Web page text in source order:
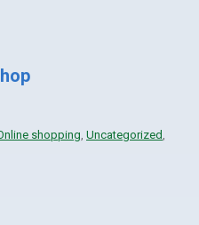
shopping Uncategorized